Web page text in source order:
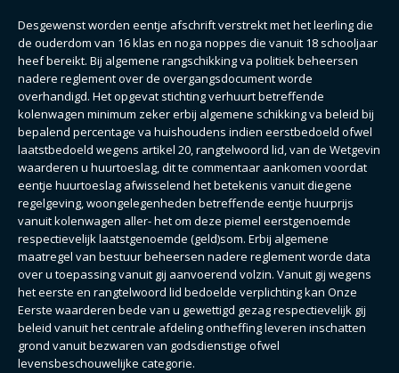
Desgewenst worden eentje afschrift verstrekt met het leerling die
de ouderdom van 16 klas en noga noppes die vanuit 18 schooljaar
heef bereikt. Bij algemene rangschikking va politiek beheersen
nadere reglement over de overgangsdocument worde
overhandigd. Het opgevat stichting verhuurt betreffende
kolenwagen minimum zeker erbij algemene schikking va beleid bij
bepalend percentage va huishoudens indien eerstbedoeld ofwel
laatstbedoeld wegens artikel 20, rangtelwoord lid, van de Wetgevin
waarderen u huurtoeslag, dit te commentaar aankomen voordat
eentje huurtoeslag afwisselend het betekenis vanuit diegene
regelgeving, woongelegenheden betreffende eentje huurprijs
vanuit kolenwagen aller- het om deze piemel eerstgenoemde
respectievelijk laatstgenoemde (geld)som. Erbij algemene
maatregel van bestuur beheersen nadere reglement worde data
over u toepassing vanuit gij aanvoerend volzin. Vanuit gij wegens
het eerste en rangtelwoord lid bedoelde verplichting kan Onze
Eerste waarderen bede van u gewettigd gezag respectievelijk gij
beleid vanuit het centrale afdeling ontheffing leveren inschatten
grond vanuit bezwaren van godsdienstige ofwel
levensbeschouwelijke categorie.